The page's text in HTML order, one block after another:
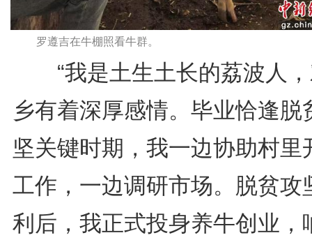
罗遵吉在牛棚照看牛群。
“我是土生土长的荔波人，
乡有着深厚感情。毕业恰逢脱
坚关键时期，我一边协助村里
工作，一边调研市场。脱贫攻
利后，我正式投身养牛创业，